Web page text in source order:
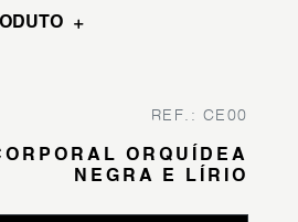
REF.: CE00
ORQUÍDEA
NEGRA E LÍRIO